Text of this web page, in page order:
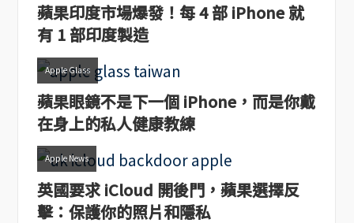
蘋果印度市場爆發！每 4 部 iPhone 就
有 1 部印度製造
Apple Glass
蘋果眼鏡不是下一個 iPhone，而是你戴
在身上的私人健康教練
Apple News
英國要求 iCloud 開後門，蘋果選擇反
擊：保護你的照片和隱私